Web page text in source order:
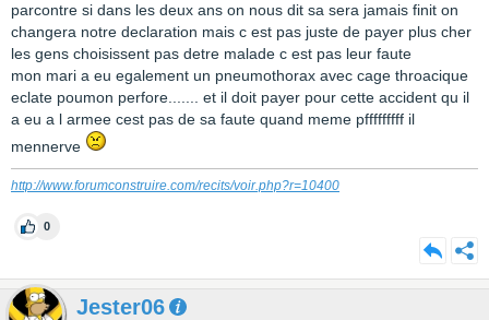
parcontre si dans les deux ans on nous dit sa sera jamais finit on
changera notre declaration mais c est pas juste de payer plus cher
les gens choisissent pas detre malade c est pas leur faute
mon mari a eu egalement un pneumothorax avec cage throacique
eclate poumon perfore....... et il doit payer pour cette accident qu il
a eu a l armee cest pas de sa faute quand meme pfffffffff il
mennerve
http://www.forumconstruire.com/recits/voir.php?r=10400
0
Jester06